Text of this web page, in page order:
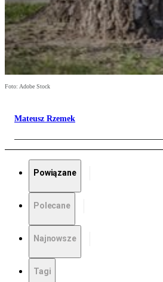
Foto: Adobe Stock
Mateusz Rzemek
Powiązane
Polecane
Najnowsze
Tagi